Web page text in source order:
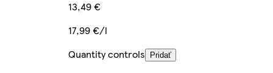
13,49 €
17,99 €/l
Quantity controls
Pridať